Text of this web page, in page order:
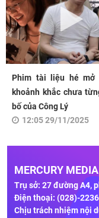
Phim tài liệu hé mở
khoảnh khắc chưa
bố của Công Lý
12:05 29/11/2025
MERCURY
Trụ sở: 27 đường A4,
Điện thoại: (028)-
Chịu trách nhiệm nội